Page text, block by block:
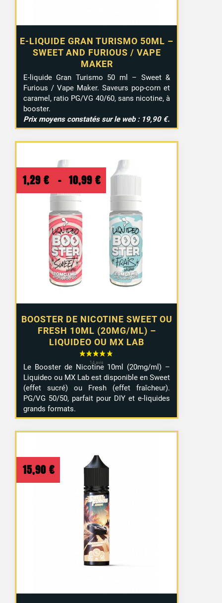
E-LIQUIDE GRAN TURISMO 50ML –
SWEET AND FURIOUS / VAPE
MAKER
E-liquide Gran Turismo 50 ml – Sweet &
Furious / Vape Maker. Saveurs pop-corn et
caramel, ratio PG/VG 40/60, sans nicotine, à
booster.
Prix moyens constatés sur le web : 19,90 €.
BOOSTER DE NICOTINE SWEET OU
FRESH 10ML (20MG/ML) –
LIQUIDEO OU MX LAB
1,29 € – 10,99 €
Plage
de
prix :
1,29 €
10,99 €
Le Booster de Nicotine 10ml (20mg/ml) –
Liquideo ou MX Lab est disponible en Sweet
(effet sucré) ou Fresh (effet fraîcheur).
PG/VG 50/50, parfait pour DIY et e-liquides
grands formats.
15,90 €